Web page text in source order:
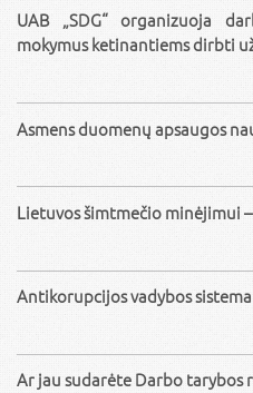
UAB „SDG“ organizuoja
mokymus ketinantiems dirbti
Asmens duomenų apsaugos
Lietuvos šimtmečio minėjimui
Antikorupcijos vadybos sistema
Ar jau sudarėte Darbo tarybos